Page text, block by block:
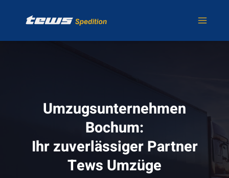
Umzugsunternehmen
Bochum:
Ihr zuverlässiger Partner
Tews Umzüge